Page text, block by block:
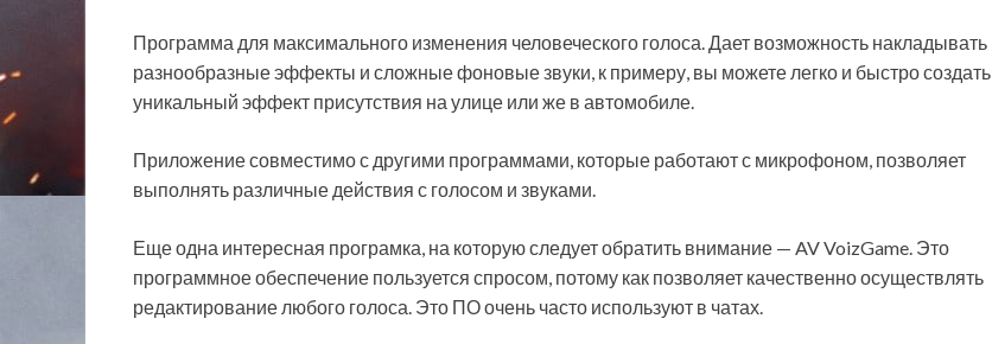
Программа для максимального изменения человеческого голоса. Дает возможность накладывать
разнообразные эффекты и сложные фоновые звуки, к примеру, вы можете легко и быстро создать
уникальный эффект присутствия на улице или же в автомобиле.
Приложение совместимо с другими программами, которые работают с микрофоном, позволяет
выполнять различные действия с голосом и звуками.
Еще одна интересная програмка, на которую следует обратить внимание — AV VoizGame. Это
программное обеспечение пользуется спросом, потому как позволяет качественно осуществлять
редактирование любого голоса. Это ПО очень часто используют в чатах.